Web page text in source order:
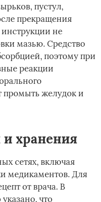
пустул,
прекращения
не
мазью. Средство
поэтому при
реакции
промыть желудок и
хранения
сетях, включая
медикаментов. Для
от врача. В
что